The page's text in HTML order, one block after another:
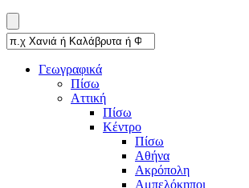
Γεωγραφικά
Πίσω
Αττική
Πίσω
Κέντρο
Πίσω
Αθήνα
Ακρόπολη
Αμπελόκηποι